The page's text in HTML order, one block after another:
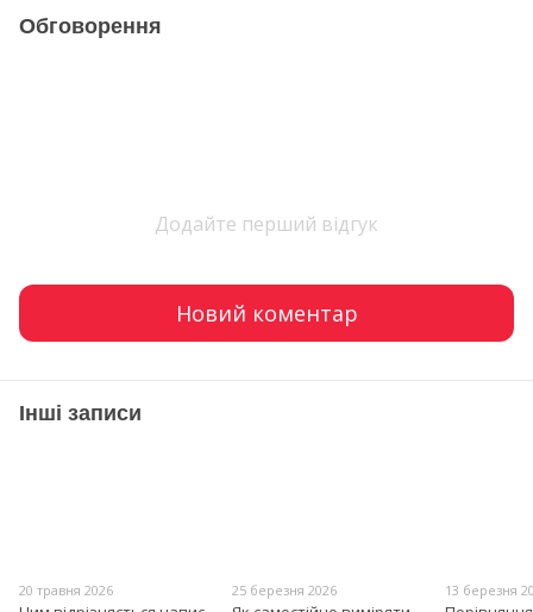
Обговорення
Додайте перший відгук
Новий коментар
Інші записи
20 травня 2026 25 березня 2026 13 березня